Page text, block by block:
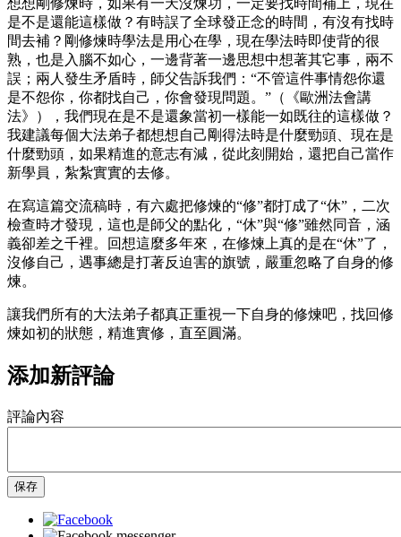
是不是還能這樣做？有時誤了全球發正念的時間，有沒有找時
間去補？剛修煉時學法是用心在學，現在學法時即使背的很
熟，也是入腦不如心，一邊背著一邊思想中想著其它事，兩不
誤；兩人發生矛盾時，師父告訴我們：“不管這件事情怨你還
是不怨你，你都找自己，你會發現問題。”（《歐洲法會講
法》），我們現在是不是還象當初一樣能一如既往的這樣做？
我建議每個大法弟子都想想自己剛得法時是什麼勁頭、現在是
什麼勁頭，如果精進的意志有減，從此刻開始，還把自己當作
新學員，紮紮實實的去修。
在寫這篇交流稿時，有六處把修煉的“修”都打成了“休”，二次
檢查時才發現，這也是師父的點化，“休”與“修”雖然同音，涵
義卻差之千裡。回想這麼多年來，在修煉上真的是在“休”了，
沒修自己，遇事總是打著反迫害的旗號，嚴重忽略了自身的修
煉。
讓我們所有的大法弟子都真正重視一下自身的修煉吧，找回修
煉如初的狀態，精進實修，直至圓滿。
添加新評論
評論內容
保存